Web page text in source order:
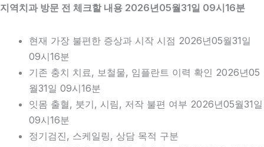
지역치과 방문 전 체크할 내용 2026년05월31일 09시16분
현재 가장 불편한 증상과 시작 시점 2026년05월31일
09시16분
기존 충치 치료, 보철물, 임플란트 이력 확인 2026년05
월31일 09시16분
잇몸 출혈, 붓기, 시림, 저작 불편 여부 2026년05월31일
09시16분
정기검진, 스케일링, 상담 목적 구분